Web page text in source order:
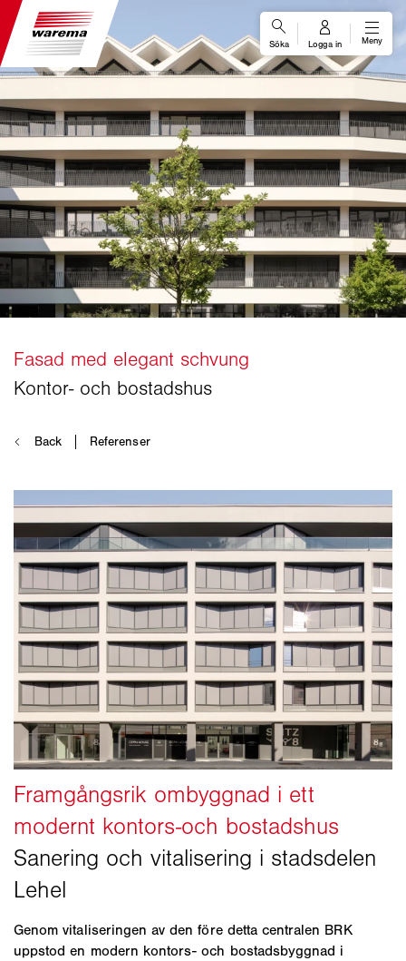
Genom vitaliseringen av den före detta centralen BRK
uppstod en modern kontors- och bostadsbyggnad i